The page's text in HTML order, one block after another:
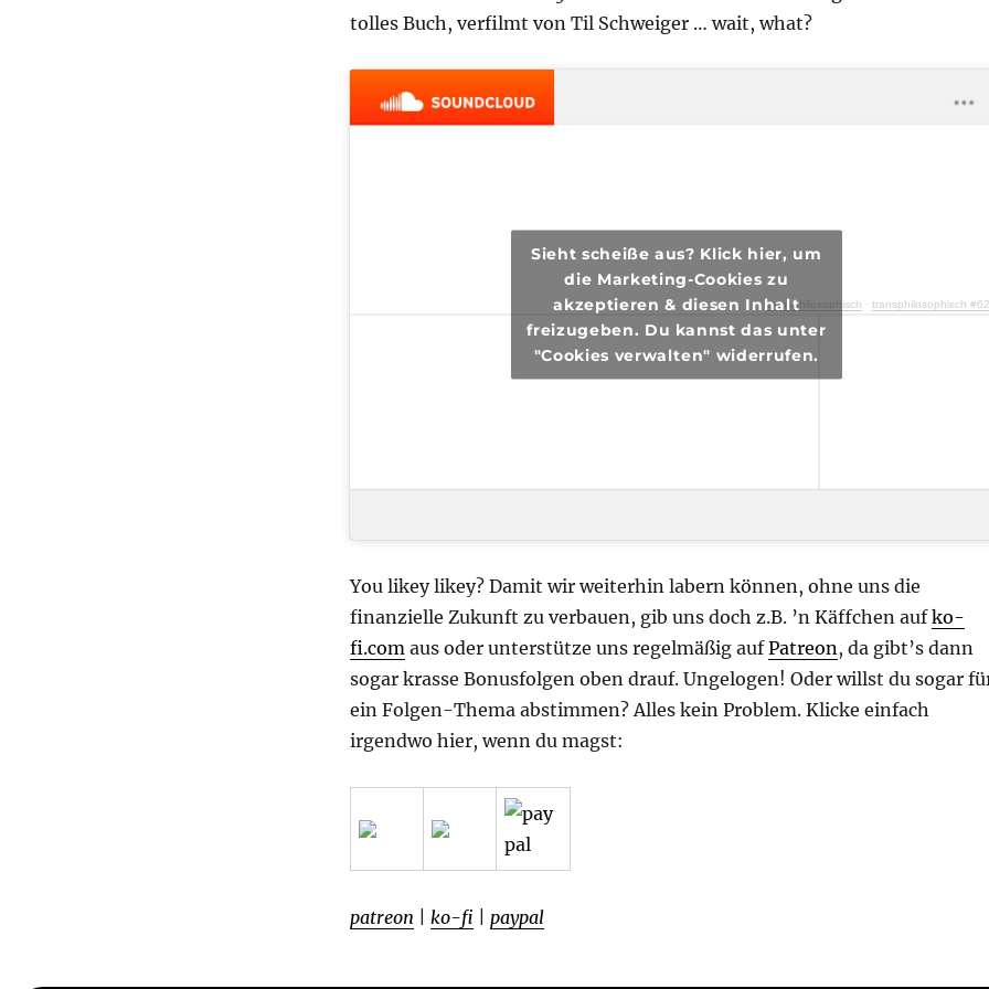
tolles Buch, verfilmt von Til Schweiger … wait, what?
transphilosophisch ·transphilosophisch #62 – Am Anfang war
Sieht scheiße aus? Klick hier, um
die Marketing-Cookies zu
akzeptieren & diesen Inhalt
freizugeben. Du kannst das unter
"Cookies verwalten" widerrufen.
You likey likey? Damit wir weiterhin labern können, ohne uns die
finanzielle Zukunft zu verbauen, gib uns doch z.B. ’n Käffchen aufko-
fi.com aus oder unterstütze uns regelmäßig aufPatreon , da gibt’s dann
sogar krasse Bonusfolgen oben drauf. Ungelogen! Oder willst du sogar
ein Folgen-Thema abstimmen? Alles kein Problem. Klicke einfach
irgendwo hier, wenn du magst:
patreon ko-fi paypal